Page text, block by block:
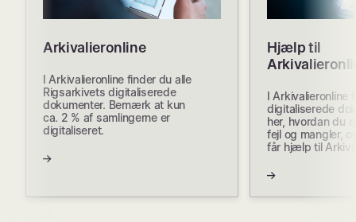
Arkivalieronline
I Arkivalieronline finder du alle
Rigsarkivets digitaliserede
dokumenter. Bemærk at kun
ca. 2 % af samlingerne er
digitaliseret.
Hjælp til
I Arkivalieronline
digitaliserede
her, hvordan du
fejl og mangler,
får hjælp til